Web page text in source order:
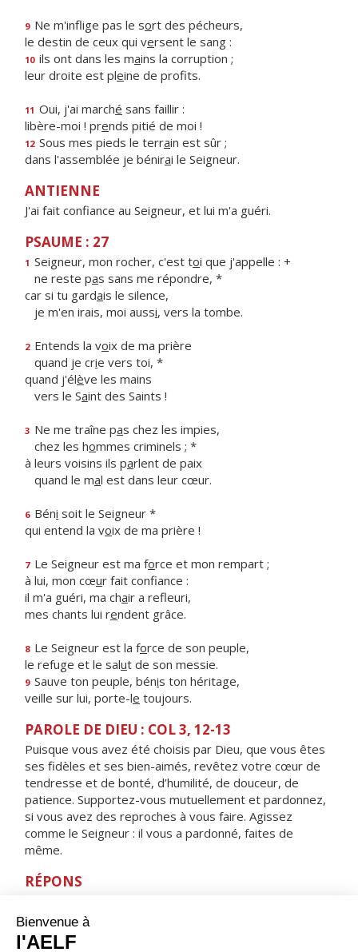
9 Ne m'inflige pas le sort des pécheurs,
le destin de ceux qui versent le sang :
10 ils ont dans les mains la corruption ;
leur droite est pleine de profits.
11 Oui, j'ai marché sans faillir :
libère-moi ! prends pitié de moi !
12 Sous mes pieds le terrain est sûr ;
dans l'assemblée je bénirai le Seigneur.
ANTIENNE
J'ai fait confiance au Seigneur, et lui m'a guéri.
PSAUME : 27
1 Seigneur, mon rocher, c'est toi que j'appelle : +
ne reste pas sans me répondre, *
car si tu gardais le silence,
je m'en irais, moi aussi, vers la tombe.
2 Entends la voix de ma prière
quand je crie vers toi, *
quand j'élève les mains
vers le Saint des Saints !
3 Ne me traîne pas chez les impies,
chez les hommes criminels ; *
à leurs voisins ils parlent de paix
quand le mal est dans leur cœur.
6 Béni soit le Seigneur *
qui entend la voix de ma prière !
7 Le Seigneur est ma force et mon rempart ;
à lui, mon cœur fait confiance :
il m'a guéri, ma chair a refleuri,
mes chants lui rendent grâce.
8 Le Seigneur est la force de son peuple,
le refuge et le salut de son messie.
9 Sauve ton peuple, bénis ton héritage,
veille sur lui, porte-le toujours.
PAROLE DE DIEU : COL 3, 12-13
Puisque vous avez été choisis par Dieu, que vous êtes
ses fidèles et ses bien-aimés, revêtez votre cœur de
tendresse et de bonté, d’humilité, de douceur, de
patience. Supportez-vous mutuellement et pardonnez,
si vous avez des reproches à vous faire. Agissez
comme le Seigneur : il vous a pardonné, faites de
même.
RÉPONS
lent à la colère et plein d'amour.